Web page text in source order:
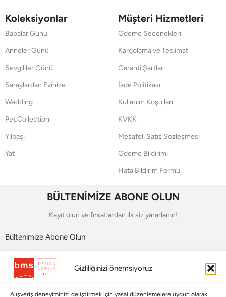
Gizliliğinizi önemsiyoruz
Alışveriş deneyiminizi geliştirmek için yasal düzenlemelere uygun olarak
Koleksiyonlar
Babalar Günü
Anneler Günü
Sevgililer Günü
Saraylardan Evinize
Wedding
Pet Collection
Yılbaşı
Yat
Müşteri Hizmetleri
Ödeme Seçenekleri
Kargolama ve Teslimat
Garanti Şartları
İade Politikası
Kullanım Koşulları
KVKK
Mesafeli Satış Sözleşmesi
Ödeme Bildirimi
Hata Bildirim Formu
BÜLTENİMİZE ABONE OLUN
Kayıt olun ve fırsatlardan ilk siz yararlanın!
Bültenimize Abone Olun